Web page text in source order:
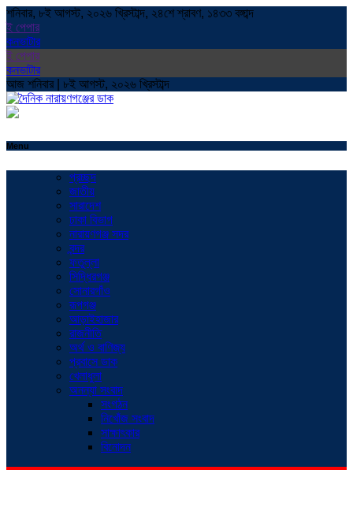
শনিবার, ৮ই আগস্ট, ২০২৬ খ্রিস্টাব্দ, ২৪শে শ্রাবণ, ১৪৩৩ বঙ্গাব্দ
ই পেপার
কনভাটার
ই পেপার
কনভাটার
আজ শনিবার | ৮ই আগস্ট, ২০২৬ খ্রিস্টাব্দ
Menu
প্রচ্ছদ
জাতীয়
সারাদেশ
ঢাকা বিভাগ
নারায়ণগঞ্জ সদর
বন্দর
ফতুল্লা
সিদ্ধিরগঞ্জ
সোনারগাঁও
রূপগঞ্জ
আড়াইহাজার
রাজনীতি
অর্থ ও বাণিজ্য
প্রবাসে ডাক
খেলাধুলা
অনন্যা সংবাদ
সংগঠন
নিখোঁজ সংবাদ
সাক্ষাৎকার
বিনোদন